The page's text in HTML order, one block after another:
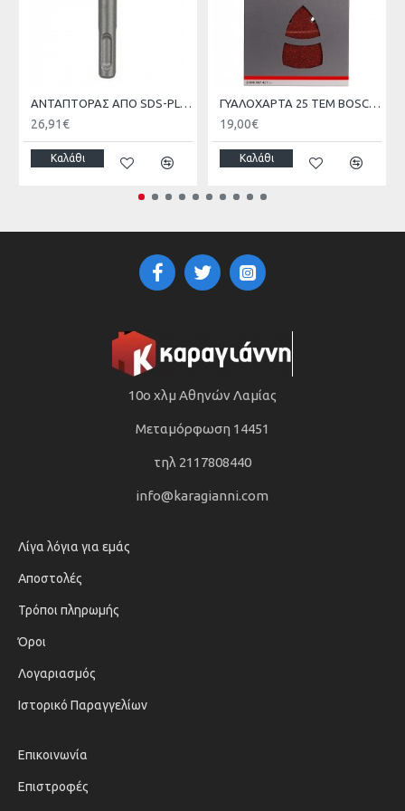
ΑΝΤΑΠΤΟΡΑΣ ΑΠΟ SDS-PLUS ΣΕ ΜΥΤΗ 1/4 ΜΕ ΜΑΓΝΗΤΗ BOSCH 2607000206
26,91€
Καλάθι
ΓΥΑΛΟΧΑΡΤΑ 25 ΤΕΜ BOSCH 2608607417-720 102X62X93mm
19,00€
Καλάθι
10ο χλμ Αθηνών Λαμίας
Μεταμόρφωση 14451
τηλ 2117808440
info@karagianni.com
Λίγα λόγια για εμάς
Αποστολές
Τρόποι πληρωμής
Όροι
Λογαριασμός
Ιστορικό Παραγγελίων
Επικοινωνία
Επιστροφές